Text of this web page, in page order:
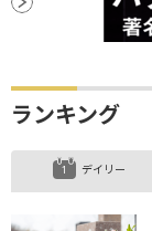
ランキング
デイリー